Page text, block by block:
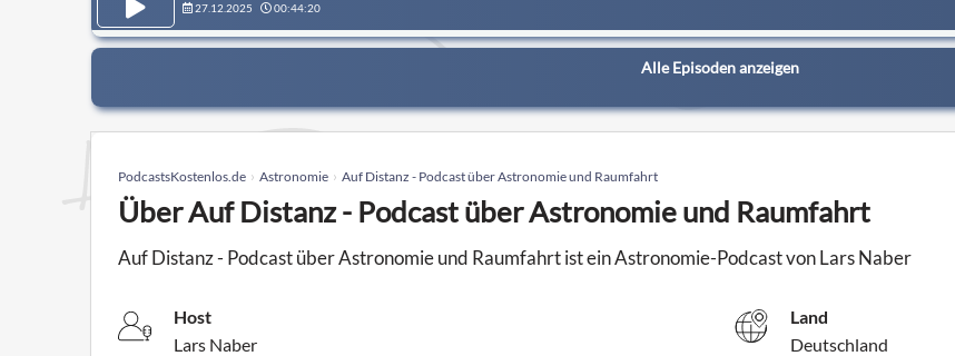
27.12.2025 00:44:20
Alle Episoden anzeigen
PodcastsKostenlos.de Astronomie Auf Distanz - Podcast über Astronomie und Raumfahrt
Über Auf Distanz - Podcast über Astronomie und Raumfahrt
Auf Distanz - Podcast über Astronomie und Raumfahrt ist ein Astronomie-Podcast von Lars Naber
Host
Lars Naber
Land
Deutschland